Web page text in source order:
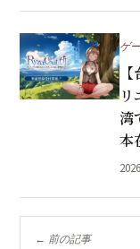
ゲ
湾
本
← 前の記事